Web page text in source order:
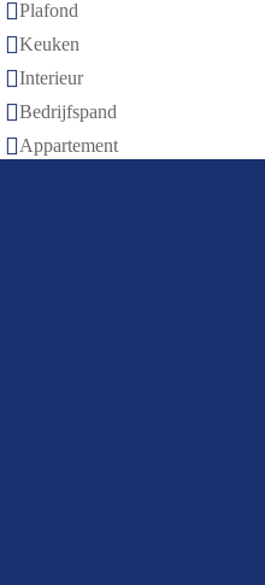
Plafond
Keuken
Interieur
Bedrijfspand
Appartement